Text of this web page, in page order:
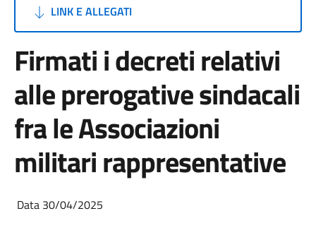
LINK E ALLEGATI
Firmati i decreti relativi
alle prerogative sindacali
fra le Associazioni
militari rappresentative
Data 30/04/2025